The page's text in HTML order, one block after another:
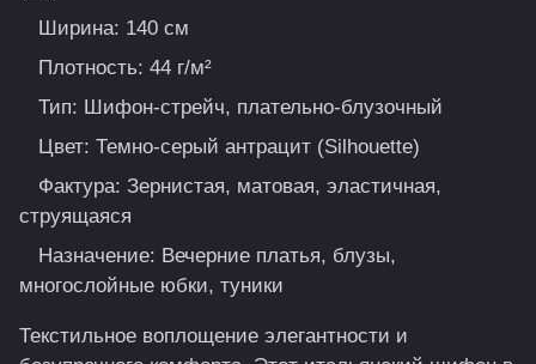
Ширина: 140 см
Плотность: 44 г/м²
Тип: Шифон-стрейч, плательно-блузочный
Цвет: Темно-серый антрацит (Silhouette)
Фактура: Зернистая, матовая, эластичная,
струящаяся
Назначение: Вечерние платья, блузы,
многослойные юбки, туники
Текстильное воплощение элегантности и